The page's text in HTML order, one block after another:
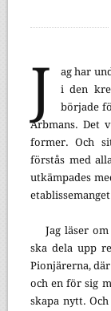
J
ag har
i den
började
Arbmans. Det
former. Och
förstås med
utkämpades
Jag läser
ska dela upp
Pionjärerna,
och en för sig
skapa nytt.